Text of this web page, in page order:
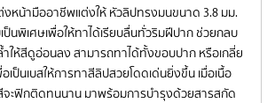
หน้ามืออาชีพแต่งให้ หัวลิปทรงมนขนาด 3.8 มม.
ป็นพิเศษเพื่อให้ทาได้เรียบลื่นทั่วริมฝีปาก ช่วยกลบ
ให้สีดูอ่อนลง สามารถทาได้ทั้งขอบปาก หรือเกลี่ย
เป็นเบสให้การทาสีลิปสวยโดดเด่นยิ่งขึ้น เมื่อเนื้อ
จะฟิกติดทนนาน มาพร้อมการบำรุงด้วยสารสกัด